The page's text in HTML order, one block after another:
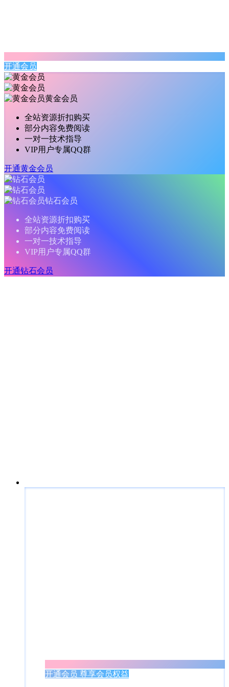
开通会员
黄金会员
全站资源折扣购买
部分内容免费阅读
一对一技术指导
VIP用户专属QQ群
开通黄金会员
钻石会员
全站资源折扣购买
部分内容免费阅读
一对一技术指导
VIP用户专属QQ群
开通钻石会员
开通会员 尊享会员权益